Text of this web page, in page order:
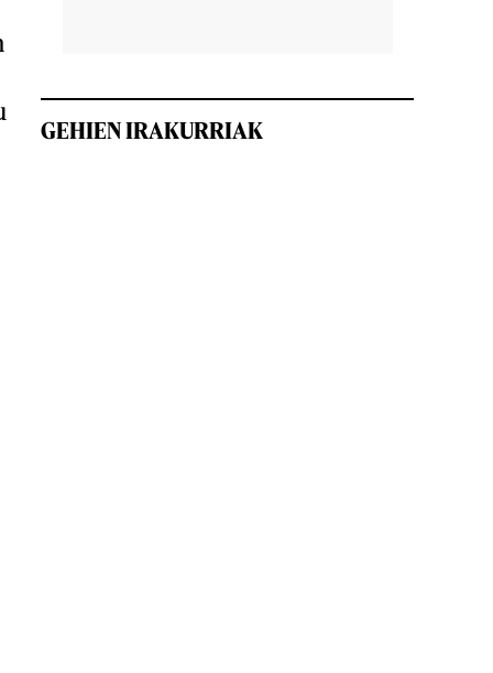
GEHIEN IRAKURRIAK